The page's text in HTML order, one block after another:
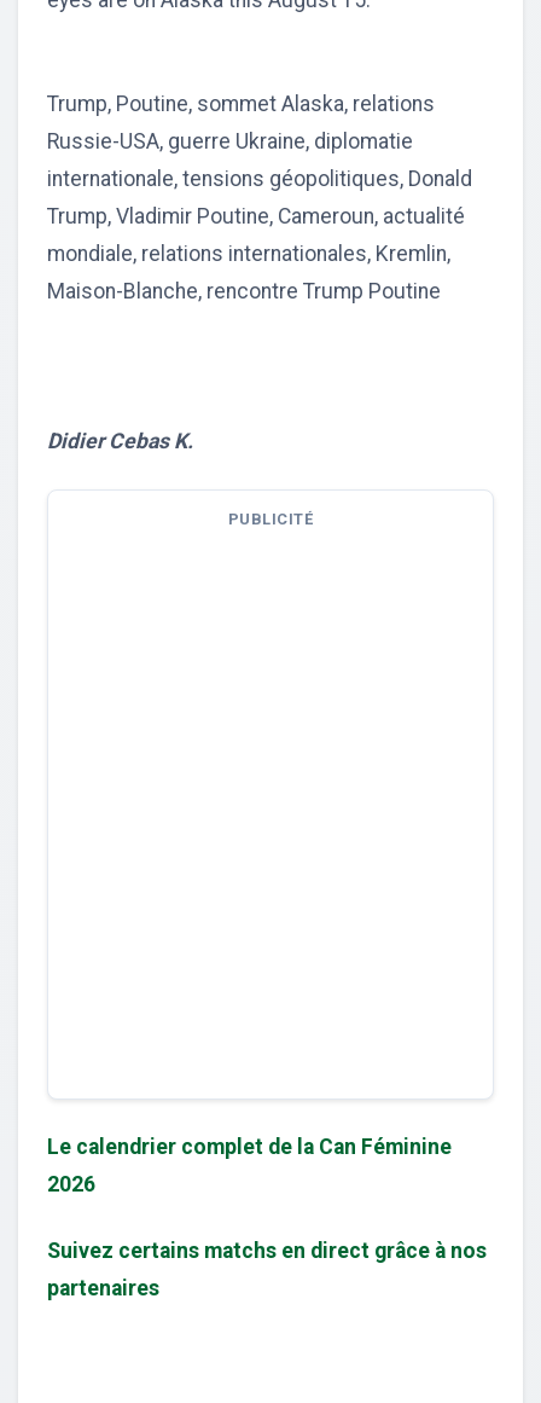
Trump, Poutine, sommet Alaska, relations
Russie-USA, guerre Ukraine, diplomatie
internationale, tensions géopolitiques, Donald
Trump, Vladimir Poutine, Cameroun, actualité
mondiale, relations internationales, Kremlin,
Maison-Blanche, rencontre Trump Poutine
Didier Cebas K.
PUBLICITÉ
Le calendrier complet de la Can Féminine
2026
Suivez certains matchs en direct grâce à nos
partenaires